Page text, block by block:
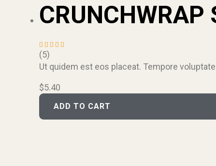
CRUNCHWRAP
Rated
4.60
out
of 5
(5)
Ut quidem est eos placeat. Tempore
$5.40
ADD TO CART